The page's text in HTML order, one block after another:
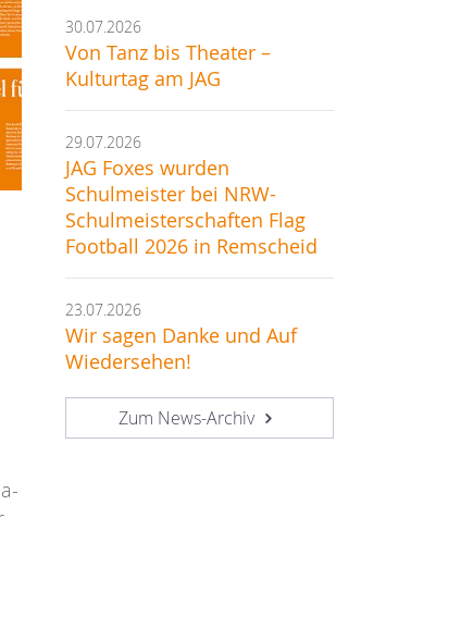
30.07.2026
Von Tanz bis Theater –
Kulturtag am JAG
29.07.2026
JAG Foxes wurden
Schulmeister bei NRW-
Schulmeisterschaften Flag
Football 2026 in Remscheid
23.07.2026
Wir sagen Danke und Auf
Wiedersehen!
Zum News-Archiv